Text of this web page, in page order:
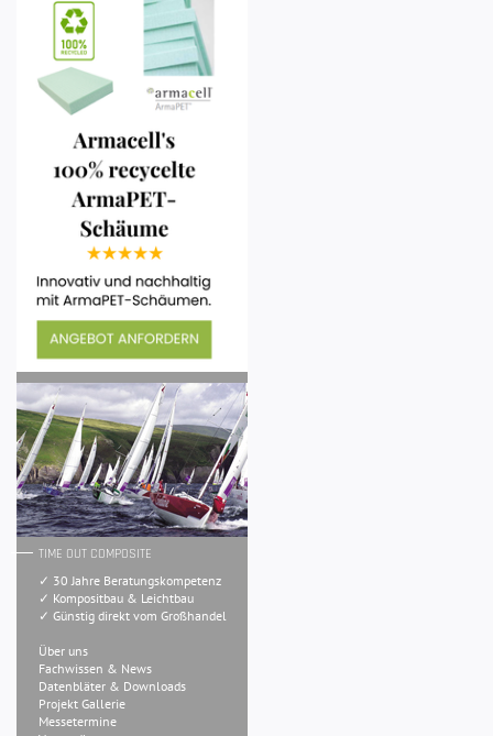
TIME OUT COMPOSITE
✓ 30 Jahre Beratungskompetenz
✓ Kompositbau & Leichtbau
✓ Günstig direkt vom Großhandel
Über uns
Fachwissen & News
Datenbläter & Downloads
Projekt Gallerie
Messetermine